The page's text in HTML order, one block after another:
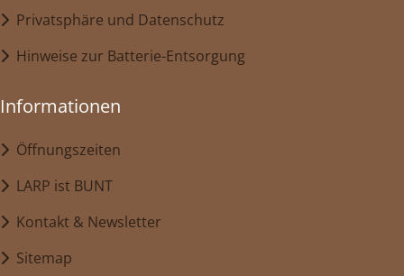
Privatsphäre und Datenschutz
Hinweise zur Batterie-Entsorgung
Informationen
Öffnungszeiten
LARP ist BUNT
Kontakt & Newsletter
Sitemap